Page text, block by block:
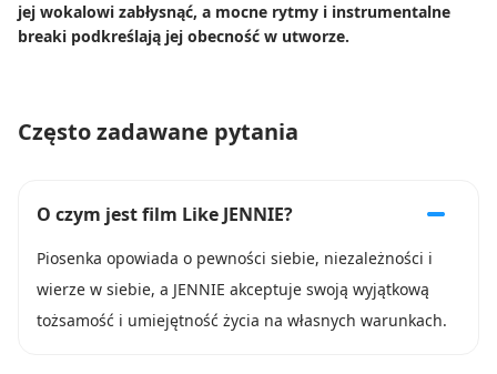
jej wokalowi zabłysnąć, a mocne rytmy i instrumentalne
breaki podkreślają jej obecność w utworze.
Często zadawane pytania
O czym jest film Like JENNIE?
Piosenka opowiada o pewności siebie, niezależności i
wierze w siebie, a JENNIE akceptuje swoją wyjątkową
tożsamość i umiejętność życia na własnych warunkach.